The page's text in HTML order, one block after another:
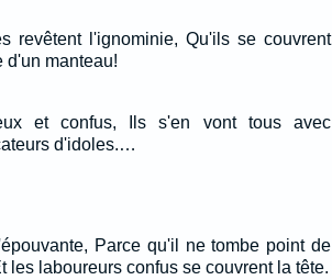
revêtent l'ignominie, Qu'ils se couvrent
d'un manteau!
et confus, Ils s'en vont tous avec
d'idoles.…
Parce qu'il ne tombe point de
les laboureurs confus se couvrent la tête.